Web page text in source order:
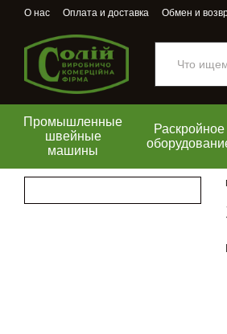
Перейти к основному контенту
О нас Оплата и доставка Обмен и
Промышленные
швейные
машины
Раскройное